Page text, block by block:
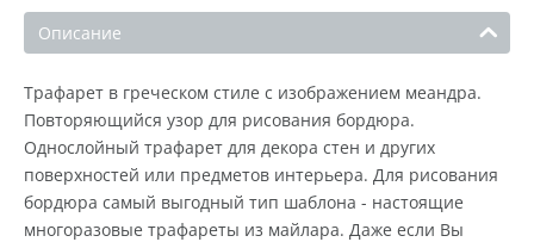
Описание
Трафарет в греческом стиле с изображением меандра.
Повторяющийся узор для рисования бордюра.
Однослойный трафарет для декора стен и других
поверхностей или предметов интерьера. Для рисования
бордюра самый выгодный тип шаблона - настоящие
многоразовые трафареты из майлара. Даже если Вы